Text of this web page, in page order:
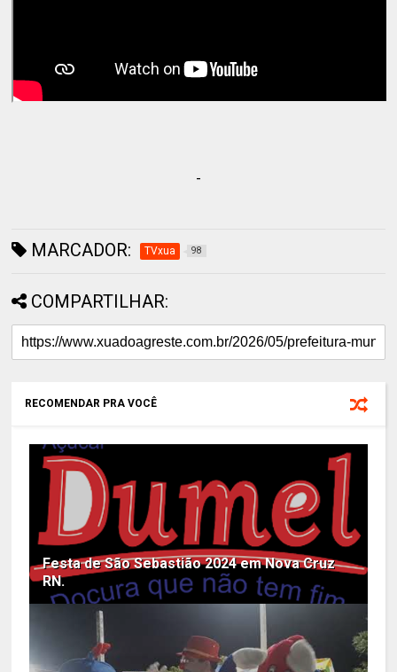
-
MARCADOR: TVxua 98
COMPARTILHAR:
RECOMENDAR PRA VOCÊ
Festa de São Sebastião 2024 em Nova Cruz
RN.